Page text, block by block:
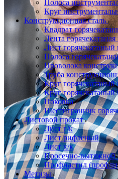
Полоса
Круг
Конструкционная сталь
Квадрат
Лента
Лист
Полоса
Проволока
Труба
Круг
Круг
Поковка
Шестигранник
Листовой прокат
Лист г/к
Лист рифленый
Лист х/к
Просечно-
Профнастил
Метизы